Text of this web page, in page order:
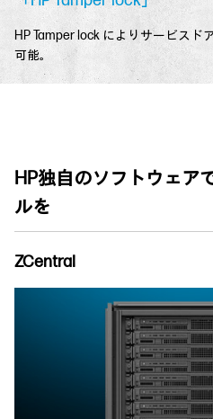
HP Tamper lock によりサービス
可能。
HP独自のソフトウェア
ルを
ZCentral